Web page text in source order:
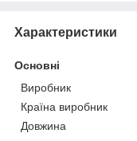
Характеристики
Основні
Виробник
Країна виробник
Довжина